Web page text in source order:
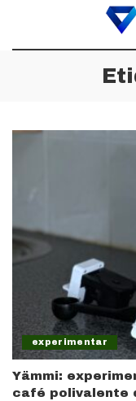
experimentar
Yämmi:
café polivalente